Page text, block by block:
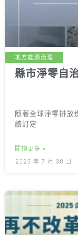
地方能源治理
縣市淨零自
隨著全球淨零排放
續訂定
閱讀更多 »
2025 年 7 月 30 日